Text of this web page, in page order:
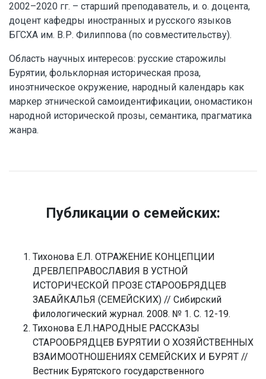
2002–2020 гг. – старший преподаватель, и. о. доцента,
доцент кафедры иностранных и русского языков
БГСХА им. В. Р. Филиппова (по совместительству).
Область научных интересов: русские старожилы
Бурятии, фольклорная историческая проза,
иноэтническое окружение, народный календарь как
маркер этнической самоидентификации, ономастикон
народной исторической прозы, семантика, прагматика
жанра.
Публикации о семейских:
Тихонова Е.Л. ОТРАЖЕНИЕ КОНЦЕПЦИИ
ДРЕВЛЕПРАВОСЛАВИЯ В УСТНОЙ
ИСТОРИЧЕСКОЙ ПРОЗЕ СТАРООБРЯДЦЕВ
ЗАБАЙКАЛЬЯ (СЕМЕЙСКИХ) // Сибирский
филологический журнал. 2008. № 1. С. 12-19.
Тихонова Е.Л.НАРОДНЫЕ РАССКАЗЫ
СТАРООБРЯДЦЕВ БУРЯТИИ О ХОЗЯЙСТВЕННЫХ
ВЗАИМООТНОШЕНИЯХ СЕМЕЙСКИХ И БУРЯТ //
Вестник Бурятского государственного